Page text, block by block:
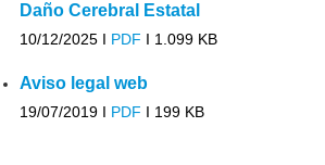
Daño Cerebral Estatal
10/12/2025 I PDF I 1.099 KB
Aviso legal web
19/07/2019 I PDF I 199 KB